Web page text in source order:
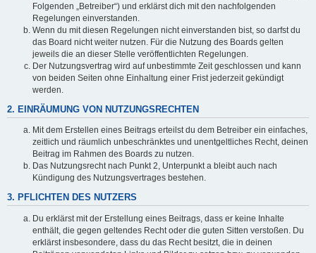
Folgenden „Betreiber“) und erklärst dich mit den nachfolgenden
Regelungen einverstanden.
Wenn du mit diesen Regelungen nicht einverstanden bist, so darfst du
das Board nicht weiter nutzen. Für die Nutzung des Boards gelten
jeweils die an dieser Stelle veröffentlichten Regelungen.
Der Nutzungsvertrag wird auf unbestimmte Zeit geschlossen und kann
von beiden Seiten ohne Einhaltung einer Frist jederzeit gekündigt
werden.
2. EINRÄUMUNG VON NUTZUNGSRECHTEN
Mit dem Erstellen eines Beitrags erteilst du dem Betreiber ein einfaches,
zeitlich und räumlich unbeschränktes und unentgeltliches Recht, deinen
Beitrag im Rahmen des Boards zu nutzen.
Das Nutzungsrecht nach Punkt 2, Unterpunkt a bleibt auch nach
Kündigung des Nutzungsvertrages bestehen.
3. PFLICHTEN DES NUTZERS
Du erklärst mit der Erstellung eines Beitrags, dass er keine Inhalte
enthält, die gegen geltendes Recht oder die guten Sitten verstoßen. Du
erklärst insbesondere, dass du das Recht besitzt, die in deinen